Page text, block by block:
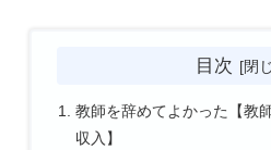
目次
教師を辞めてよかった【教
収入】